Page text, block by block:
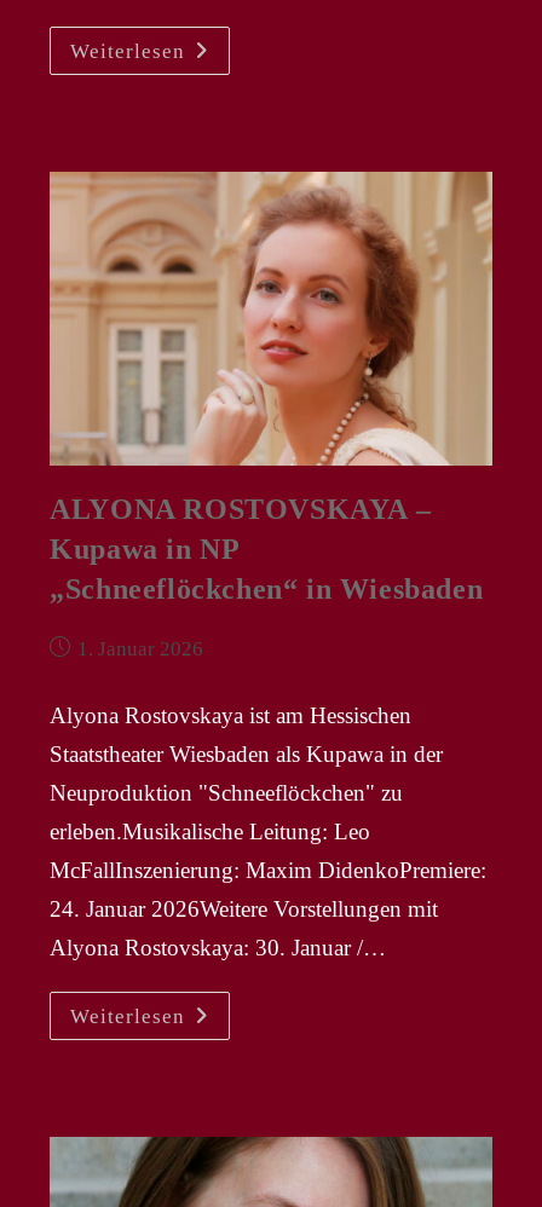
Weiterlesen ANTE
JERKUNICA
–
„Benvenuto
Cellini“
Bruxelles
ALYONA ROSTOVSKAYA –
Kupawa in NP
„Schneeflöckchen“ in Wiesbaden
Beitrag1. Januar 2026
Alyona Rostovskaya ist am Hessischen
Staatstheater Wiesbaden als Kupawa in der
Neuproduktion "Schneeflöckchen" zu
erleben.Musikalische Leitung: Leo
McFallInszenierung: Maxim DidenkoPremiere:
24. Januar 2026Weitere Vorstellungen mit
Alyona Rostovskaya: 30. Januar /…
Weiterlesen ALYONA
ROSTOVSKAYA
–
Wiesbaden